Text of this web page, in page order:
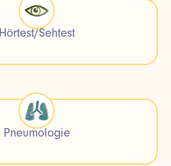
Hörtest/Sehtest
Pneumologie